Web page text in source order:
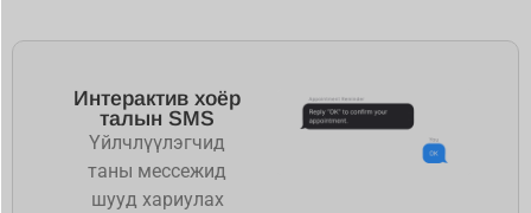
Интерактив хоёр
талын SMS
Үйлчлүүлэгчид
таны мессежид
шууд хариулах